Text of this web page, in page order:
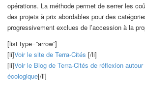
opérations. La méthode permet de serrer les
des projets à prix abordables pour des
progressivement exclues de l’accession à la
[list type=”arrow”]
[li]Voir le site de Terra-Cités [/li]
[li]Voir le Blog de Terra-Cités de réflexion autour
écologique[/li]